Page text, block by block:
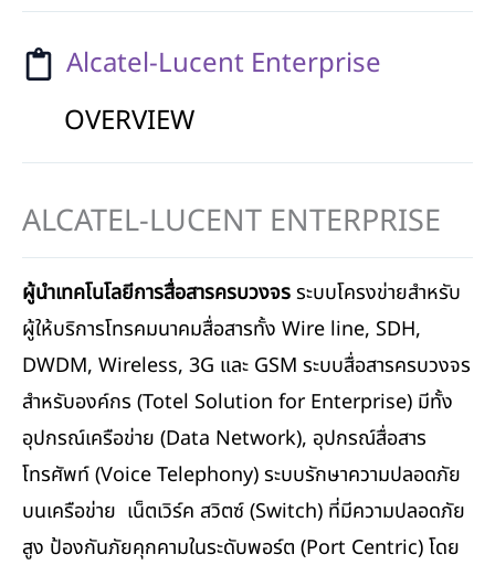
Alcatel-Lucent Enterprise
OVERVIEW
ALCATEL-LUCENT ENTERPRISE
ผู้นำเทคโนโลยีการสื่อสารครบวงจรระบบโครงข่ายสำหรับ
ผู้ให้บริการโทรคมนาคมสื่อสารทั้ง Wire line, SDH,
DWDM, Wireless, 3G และ GSM ระบบสื่อสารครบวงจร
สำหรับองค์กร (Totel Solution for Enterprise) มีทั้ง
อุปกรณ์เครือข่าย (Data Network), อุปกรณ์สื่อสาร
โทรศัพท์ (Voice Telephony) ระบบรักษาความปลอดภัย
บนเครือข่าย เน็ตเวิร์ค สวิตซ์ (Switch) ที่มีความปลอดภัย
สูง ป้องกันภัยคุกคามในระดับพอร์ต (Port Centric) โดย